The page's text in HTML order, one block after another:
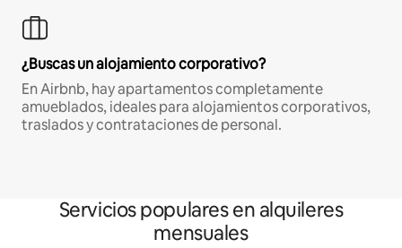
¿Buscas un alojamiento corporativo?
En Airbnb, hay apartamentos completamente
amueblados, ideales para alojamientos corporativos,
traslados y contrataciones de personal.
Servicios populares en alquileres
mensuales